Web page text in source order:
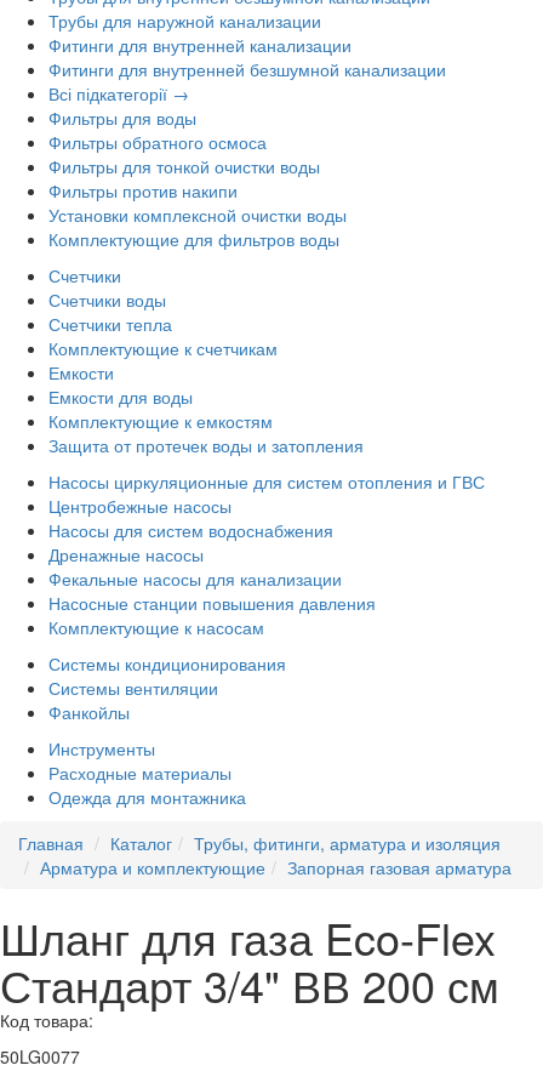
Трубы для наружной канализации
Фитинги для внутренней канализации
Фитинги для внутренней безшумной канализации
Всі підкатегорії →
Фильтры для воды
Фильтры обратного осмоса
Фильтры для тонкой очистки воды
Фильтры против накипи
Установки комплексной очистки воды
Комплектующие для фильтров воды
Счетчики
Счетчики воды
Счетчики тепла
Комплектующие к счетчикам
Емкости
Емкости для воды
Комплектующие к емкостям
Защита от протечек воды и затопления
Насосы циркуляционные для систем отопления и ГВС
Центробежные насосы
Насосы для систем водоснабжения
Дренажные насосы
Фекальные насосы для канализации
Насосные станции повышения давления
Комплектующие к насосам
Системы кондиционирования
Системы вентиляции
Фанкойлы
Инструменты
Расходные материалы
Одежда для монтажника
Главная
Каталог
Трубы, фитинги, арматура и изоляция
Арматура и комплектующие
Запорная газовая арматура
Шланг для газа Eco-Flex
Стандарт 3/4" ВВ 200 см
Код товара:
50LG0077